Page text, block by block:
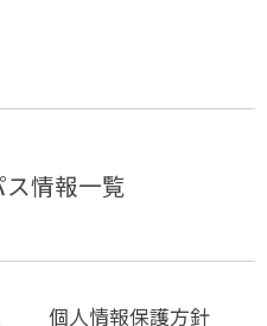
情報一覧
個人情報保護方針